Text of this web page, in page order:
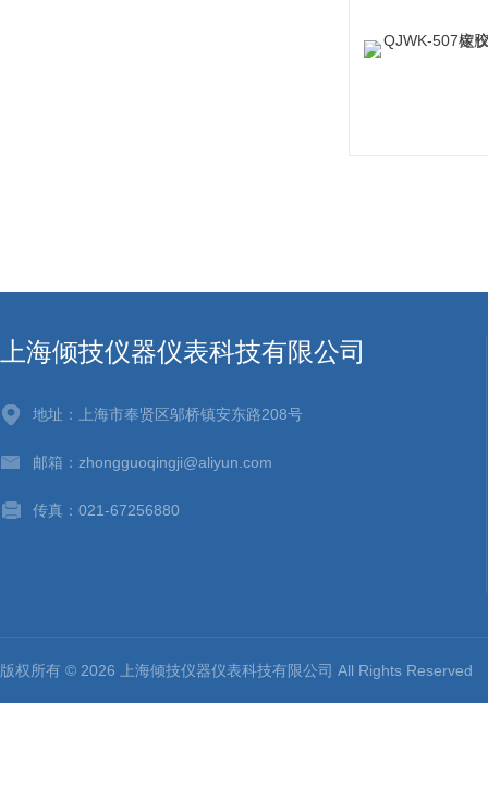
上海倾技仪器仪表科技有限公司
地址：上海市奉贤区邬桥镇安东路208号
邮箱：zhongguoqingji@aliyun.com
传真：021-67256880
版权所有 © 2026 上海倾技仪器仪表科技有限公司 All Rights